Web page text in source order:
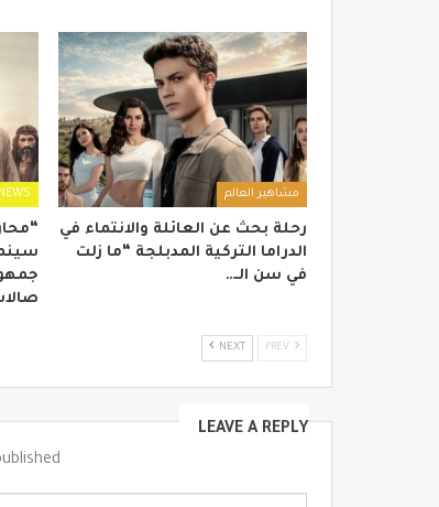
مشاهير العالم
رحلة بحث عن العائلة والانتماء في
الدراما التركية المدبلجة “ما زلت
في سن الـ…
NEXT
LEAVE A REPLY